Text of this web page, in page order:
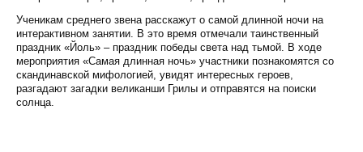
Ученикам среднего звена расскажут о самой длинной ночи на
интерактивном занятии. В это время отмечали таинственный
праздник «Йоль» – праздник победы света над тьмой. В ходе
мероприятия «Самая длинная ночь» участники познакомятся со
скандинавской мифологией, увидят интересных героев,
разгадают загадки великанши Грилы и отправятся на поиски
солнца.